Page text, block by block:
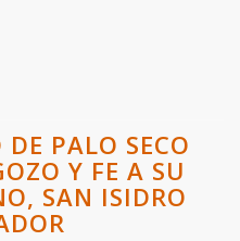
PALO SECO
Y FE A SU
SAN ISIDRO